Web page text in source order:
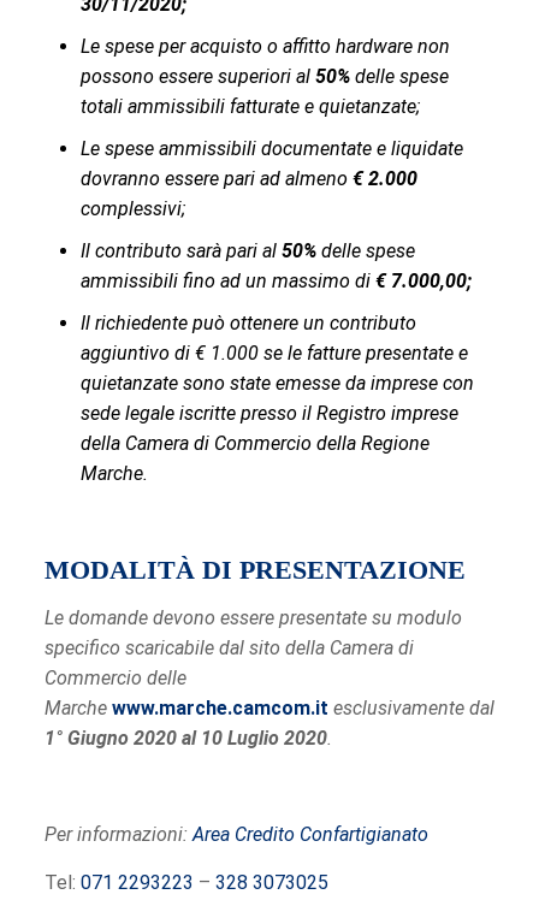
Le spese per acquisto o affitto hardware non
possono essere superiori al 50% delle spese
totali ammissibili fatturate e quietanzate;
Le spese ammissibili documentate e liquidate
dovranno essere pari ad almeno € 2.000
complessivi;
Il contributo sarà pari al 50%delle spese
ammissibili fino ad un massimo di € 7.000,00;
Il richiedente può ottenere un contributo
aggiuntivo di € 1.000 se le fatture presentate e
quietanzate sono state emesse da imprese con
sede legale iscritte presso il Registro imprese
della Camera di Commercio della Regione
Marche.
MODALITÀ DI PRESENTAZIONE
Le domande devono essere presentate su modulo
specifico scaricabile dal sito della Camera di
Commercio delle
Marche www.marche.camcom.it esclusivamente dal
1° Giugno 2020 al 10 Luglio 2020.
Per informazioni:Area Credito Confartigianato
Tel: 071 2293223 – 328 3073025